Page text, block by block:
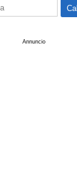
Annuncio